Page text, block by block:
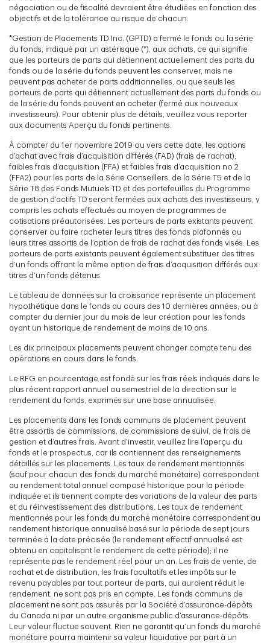
négociation ou de fiscalité devraient être étudiées en fonction des
objectifs et de la tolérance au risque de chacun.
*Gestion de Placements TD Inc. (GPTD) a fermé le fonds ou la série
du fonds, indiqué par un astérisque (*), aux achats, ce qui signifie
que les porteurs de parts qui détiennent actuellement des parts du
fonds ou de la série du fonds peuvent les conserver, mais ne
peuvent pas acheter de parts additionnelles, ou que seuls les
porteurs de parts qui détiennent actuellement des parts du fonds ou
de la série du fonds peuvent en acheter (fermé aux nouveaux
investisseurs). Pour obtenir plus de détails, veuillez vous reporter
aux documents Aperçu du fonds pertinents.
À compter du 1er novembre 2019 ou vers cette date, les options
d’achat avec frais d’acquisition différés (FAD) (frais de rachat),
faibles frais d’acquisition (FFA) et faibles frais d’acquisition no 2
(FFA2) pour les parts de la Série Conseillers, de la Série T5 et de la
Série T8 des Fonds Mutuels TD et des portefeuilles du Programme
de gestion d’actifs TD seront fermées aux achats des investisseurs, y
compris les achats effectués au moyen de programmes de
cotisations préautorisées. Les porteurs de parts existants peuvent
conserver ou faire racheter leurs titres des fonds plafonnés ou
leurs titres assortis de l’option de frais de rachat des fonds visés. Les
porteurs de parts existants peuvent également substituer des titres
d’un fonds offrant la même option de frais d’acquisition différés aux
titres d’un fonds détenus.
Le tableau de données sur la croissance représente un placement
hypothétique dans le fonds au cours des 10 dernières années, ou à
compter du dernier jour du mois de leur création pour les fonds
ayant un historique de rendement de moins de 10 ans.
Les dix principaux placements peuvent changer compte tenu des
opérations en cours dans le fonds.
Le RFG en pourcentage est fondé sur les frais réels indiqués dans le
plus récent rapport annuel ou semestriel de la direction sur le
rendement du fonds, exprimés sur une base annualisée.
Les placements dans les fonds communs de placement peuvent
être assortis de commissions, de commissions de suivi, de frais de
gestion et d’autres frais. Avant d’investir, veuillez lire l’aperçu du
fonds et le prospectus, car ils contiennent des renseignements
détaillés sur les placements. Les taux de rendement mentionnés
(sauf pour chacun des fonds du marché monétaire) correspondent
au rendement total annuel composé historique pour la période
indiquée et ils tiennent compte des variations de la valeur des parts
et du réinvestissement des distributions. Les taux de rendement
mentionnés pour les fonds du marché monétaire correspondent au
rendement historique annualisé basé sur la période de sept jours
terminée à la date précisée (le rendement effectif annualisé est
obtenu en capitalisant le rendement de cette période); il ne
représente pas le rendement réel pour un an. Les frais de vente, de
rachat et de distribution, les frais facultatifs et les impôts sur le
revenu payables par tout porteur de parts, qui auraient réduit le
rendement, ne sont pas pris en compte. Les fonds communs de
placement ne sont pas assurés par la Société d’assurance-dépôts
du Canada ni par un autre organisme public d’assurance-dépôts.
Leur valeur fluctue souvent. Rien ne garantit qu’un fonds du marché
monétaire pourra maintenir sa valeur liquidative par part à un